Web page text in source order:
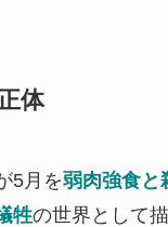
体
5月を弱肉強食と
牲の世界として